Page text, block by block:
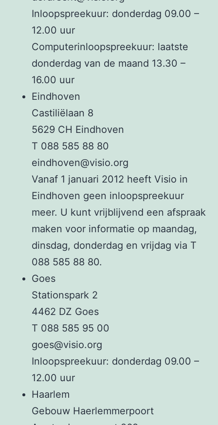
Inloopspreekuur: donderdag 09.00 –
12.00 uur
Computerinloopspreekuur: laatste
donderdag van de maand 13.30 –
16.00 uur
Eindhoven
Castiliëlaan 8
5629 CH Eindhoven
T 088 585 88 80
eindhoven@visio.org
Vanaf 1 januari 2012 heeft Visio in
Eindhoven geen inloopspreekuur
meer. U kunt vrijblijvend een afspraak
maken voor informatie op maandag,
dinsdag, donderdag en vrijdag via T
088 585 88 80.
Goes
Stationspark 2
4462 DZ Goes
T 088 585 95 00
goes@visio.org
Inloopspreekuur: donderdag 09.00 –
12.00 uur
Haarlem
Gebouw Haerlemmerpoort